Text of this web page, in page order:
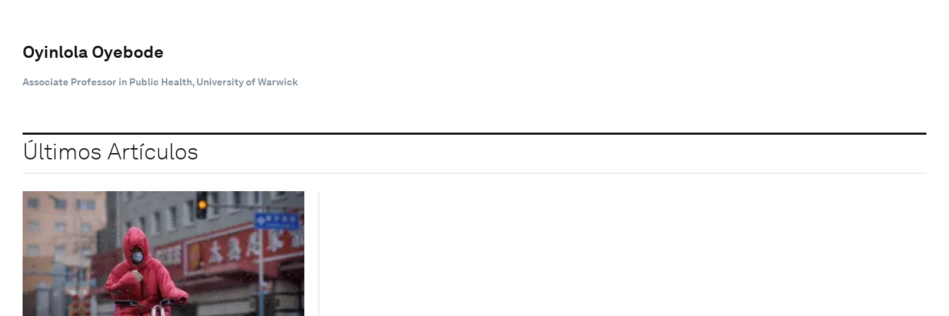
Oyinlola Oyebode
Associate Professor in Public Health, University of Warwick
Últimos Artículos